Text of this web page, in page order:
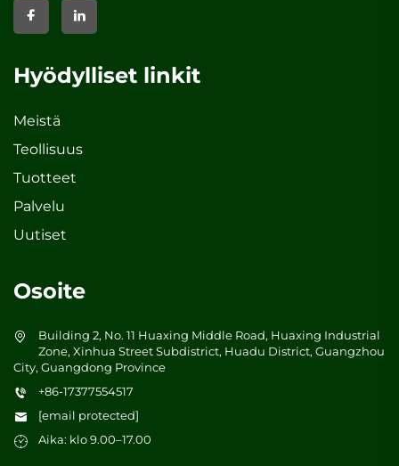
Hyödylliset linkit
Meistä
Teollisuus
Tuotteet
Palvelu
Uutiset
Osoite
Building 2, No. 11 Huaxing Middle Road, Huaxing Industrial
Zone, Xinhua Street Subdistrict, Huadu District, Guangzhou
City, Guangdong Province
+86-17377554517
[email protected]
Aika: klo 9.00–17.00